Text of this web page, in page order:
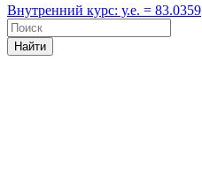
Внутренний курс: у.е. = 83.0359
Найти